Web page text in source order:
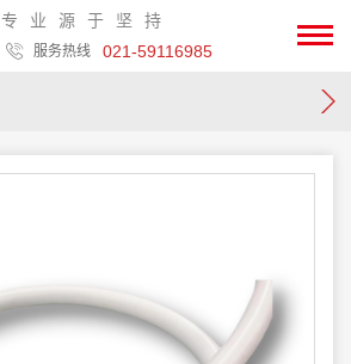
专业源于坚持
服务热线 021-59116985